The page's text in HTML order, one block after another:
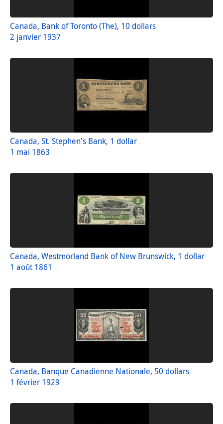
Canada, Bank of Toronto (The), 10 dollars
2 janvier 1937
Canada, St. Stephen's Bank, 1 dollar
1 mai 1863
Canada, Westmorland Bank of New Brunswick, 1 dollar
1 août 1861
Canada, Banque Canadienne Nationale, 50 dollars
1 février 1929